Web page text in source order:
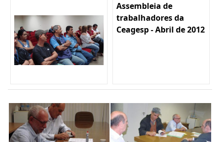
Assembleia de
trabalhadores da
Ceagesp - Abril de 2012